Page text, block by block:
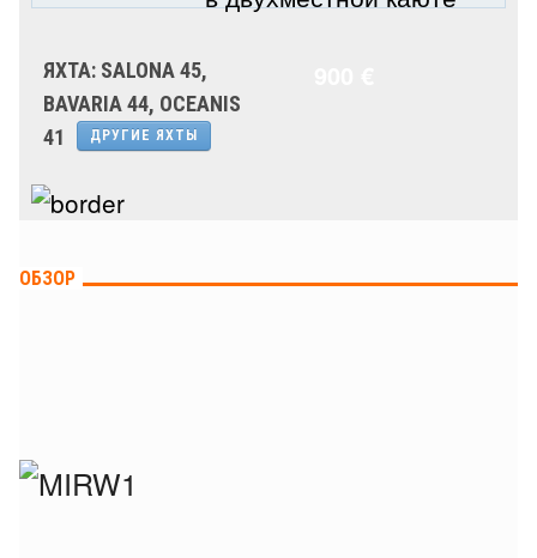
ЯХТА: SALONA 45,
BAVARIA 44, OCEANIS
41
ДРУГИЕ ЯХТЫ
ОБЗОР